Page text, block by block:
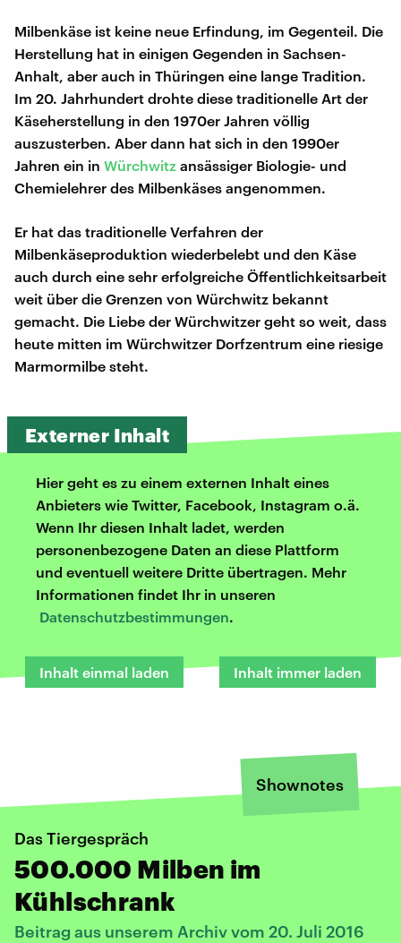
Milbenkäse ist keine neue Erfindung, im Gegenteil. Die
Herstellung hat in einigen Gegenden in Sachsen-
Anhalt, aber auch in Thüringen eine lange Tradition.
Im 20. Jahrhundert drohte diese traditionelle Art der
Käseherstellung in den 1970er Jahren völlig
auszusterben. Aber dann hat sich in den 1990er
Jahren ein in Würchwitz ansässiger Biologie- und
Chemielehrer des Milbenkäses angenommen.
Er hat das traditionelle Verfahren der
Milbenkäseproduktion wiederbelebt und den Käse
auch durch eine sehr erfolgreiche Öffentlichkeitsarbeit
weit über die Grenzen von Würchwitz bekannt
gemacht. Die Liebe der Würchwitzer geht so weit, dass
heute mitten im Würchwitzer Dorfzentrum eine riesige
Marmormilbe steht.
Externer Inhalt
Hier geht es zu einem externen Inhalt eines
Anbieters wie Twitter, Facebook, Instagram o.ä.
Wenn Ihr diesen Inhalt ladet, werden
personenbezogene Daten an diese Plattform
und eventuell weitere Dritte übertragen. Mehr
Informationen findet Ihr in unseren
Datenschutzbestimmungen.
Inhalt einmal laden Inhalt immer laden
Shownotes
Das Tiergespräch
500.000 Milben im
Kühlschrank
Beitrag aus unserem Archiv vom 20. Juli 2016